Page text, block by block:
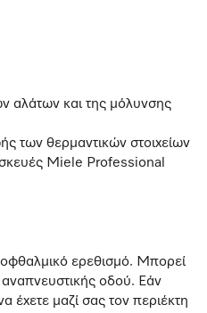
αλάτων και της μόλυνσης
των θερμαντικών στοιχείων
Miele Professional
ερεθισμό. Μπορεί
οδού. Εάν
έχετε μαζί σας τον περιέκτη